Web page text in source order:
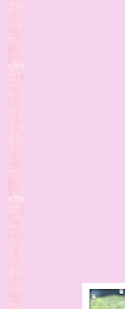
Gizmo
la
todo